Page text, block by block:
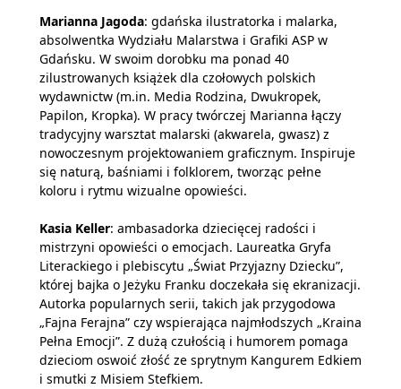
Marianna Jagoda: gdańska ilustratorka i malarka,
absolwentka Wydziału Malarstwa i Grafiki ASP w
Gdańsku. W swoim dorobku ma ponad 40
zilustrowanych książek dla czołowych polskich
wydawnictw (m.in. Media Rodzina, Dwukropek,
Papilon, Kropka). W pracy twórczej Marianna łączy
tradycyjny warsztat malarski (akwarela, gwasz) z
nowoczesnym projektowaniem graficznym. Inspiruje
się naturą, baśniami i folklorem, tworząc pełne
koloru i rytmu wizualne opowieści.
Kasia Keller: ambasadorka dziecięcej radości i
mistrzyni opowieści o emocjach. Laureatka Gryfa
Literackiego i plebiscytu „Świat Przyjazny Dziecku”,
której bajka o Jeżyku Franku doczekała się ekranizacji.
Autorka popularnych serii, takich jak przygodowa
„Fajna Ferajna” czy wspierająca najmłodszych „Kraina
Pełna Emocji”. Z dużą czułością i humorem pomaga
dzieciom oswoić złość ze sprytnym Kangurem Edkiem
i smutki z Misiem Stefkiem.